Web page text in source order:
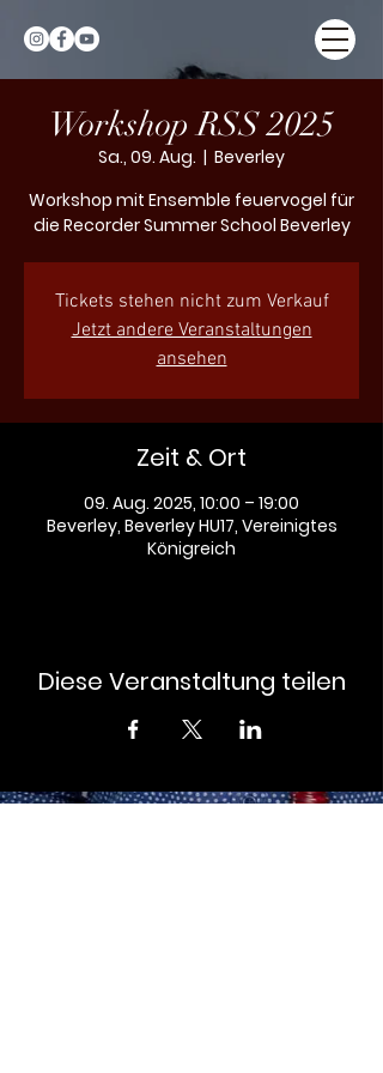
Workshop RSS 2025
Sa., 09. Aug.
  |
Beverley
Workshop mit Ensemble feuervogel für
die Recorder Summer School Beverley
Tickets stehen nicht zum Verkauf
Jetzt andere Veranstaltungen
ansehen
Zeit & Ort
09. Aug. 2025, 10:00 – 19:00
Beverley, Beverley HU17, Vereinigtes
Königreich
Diese Veranstaltung teilen